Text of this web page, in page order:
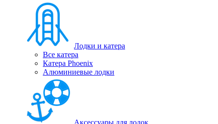
Лодки и катера
Все катера
Катера Phoenix
Алюминиевые лодки
Аксессуары для лодок